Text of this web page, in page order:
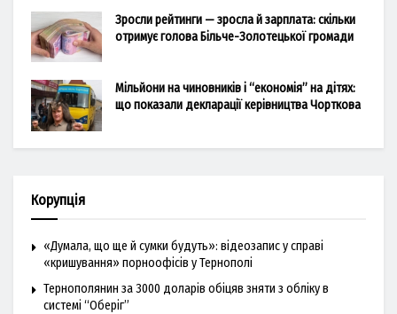
Зросли рейтинги — зросла й зарплата: скільки
отримує голова Більче-Золотецької громади
Мільйони на чиновників і “економія” на дітях:
що показали декларації керівництва Чорткова
Корупція
«Думала, що ще й сумки будуть»: відеозапис у справі
«кришування» порноофісів у Тернополі
Тернополянин за 3000 доларів обіцяв зняти з обліку в
системі “Оберіг”